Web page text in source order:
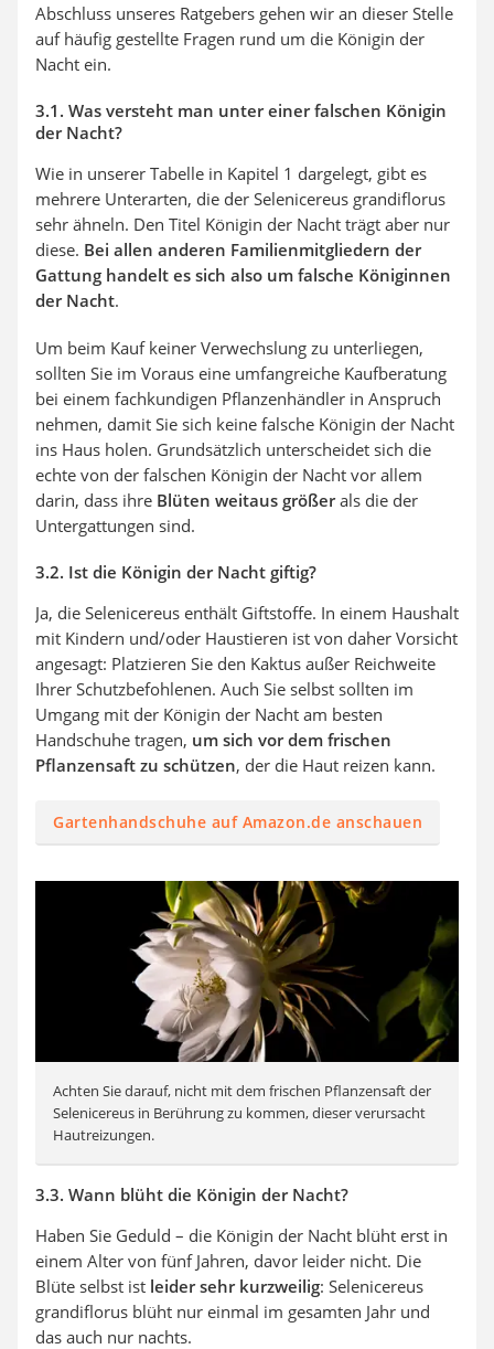
Abschluss unseres Ratgebers gehen wir an dieser Stelle
auf häufig gestellte Fragen rund um die Königin der
Nacht ein.
3.1. Was versteht man unter einer falschen Königin
der Nacht?
Wie in unserer Tabelle in Kapitel 1 dargelegt, gibt es
mehrere Unterarten, die der Selenicereus grandiflorus
sehr ähneln. Den Titel Königin der Nacht trägt aber nur
diese. Bei allen anderen Familienmitgliedern der
Gattung handelt es sich also um falsche Königinnen
der Nacht.
Um beim Kauf keiner Verwechslung zu unterliegen,
sollten Sie im Voraus eine umfangreiche Kaufberatung
bei einem fachkundigen Pflanzenhändler in Anspruch
nehmen, damit Sie sich keine falsche Königin der Nacht
ins Haus holen. Grundsätzlich unterscheidet sich die
echte von der falschen Königin der Nacht vor allem
darin, dass ihre Blüten weitaus größerals die der
Untergattungen sind.
3.2. Ist die Königin der Nacht giftig?
Ja, die Selenicereus enthält Giftstoffe. In einem Haushalt
mit Kindern und/oder Haustieren ist von daher Vorsicht
angesagt: Platzieren Sie den Kaktus außer Reichweite
Ihrer Schutzbefohlenen. Auch Sie selbst sollten im
Umgang mit der Königin der Nacht am besten
Handschuhe tragen, um sich vor dem frischen
Pflanzensaft zu schützen, der die Haut reizen kann.
Gartenhandschuhe auf Amazon.de anschauen
Achten Sie darauf, nicht mit dem frischen Pflanzensaft der
Selenicereus in Berührung zu kommen, dieser verursacht
Hautreizungen.
3.3. Wann blüht die Königin der Nacht?
Haben Sie Geduld – die Königin der Nacht blüht erst in
einem Alter von fünf Jahren, davor leider nicht. Die
Blüte selbst ist leider sehr kurzweilig: Selenicereus
grandiflorus blüht nur einmal im gesamten Jahr und
das auch nur nachts.